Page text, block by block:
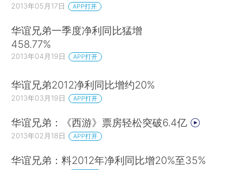
2013年05月17日 APP打开
华谊兄弟一季度净利同比猛增
458.77%
2013年04月19日 APP打开
华谊兄弟2012净利同比增约20%
2013年03月19日 APP打开
华谊兄弟：《西游》票房轻松突破6.4亿
2013年02月18日 APP打开
华谊兄弟：料2012年净利同比增20%至35%